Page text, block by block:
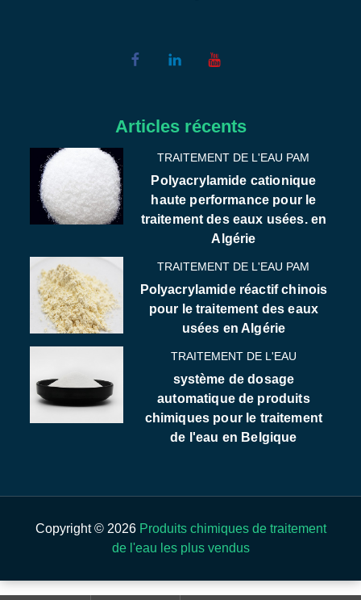
Articles récents
TRAITEMENT DE L'EAU PAM
Polyacrylamide cationique
haute performance pour le
traitement des eaux usées. en
Algérie
TRAITEMENT DE L'EAU PAM
Polyacrylamide réactif chinois
pour le traitement des eaux
usées en Algérie
TRAITEMENT DE L'EAU
système de dosage
automatique de produits
chimiques pour le traitement
de l'eau en Belgique
Copyright © 2026 Produits chimiques de traitement
de l'eau les plus vendus